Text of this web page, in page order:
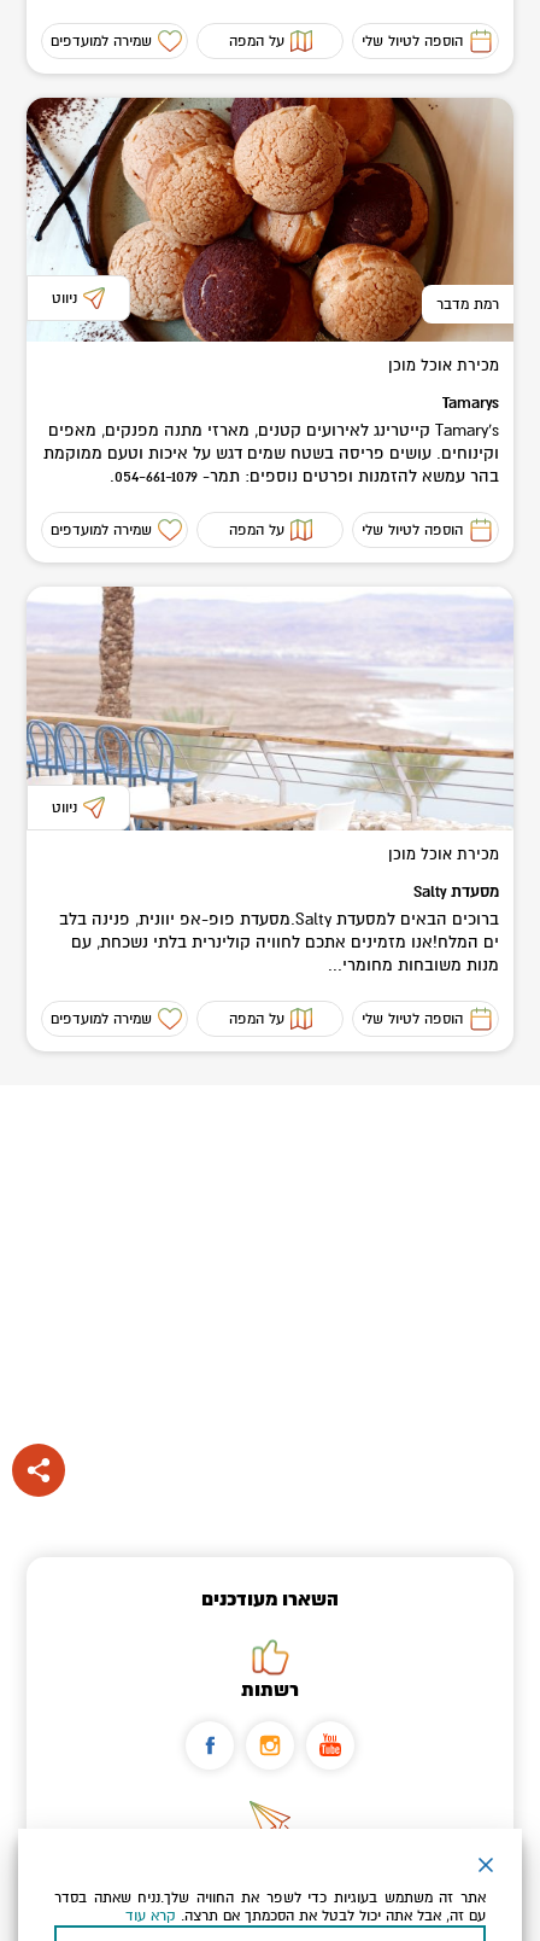
הוספה לטיול שלי על המפה שמירה למועדפים
רמת מדבר ניווט
מכירת אוכל מוכן
Tamarys
Tamary's קייטרינג לאירועים קטנים, מארזי מתנה מפנקים, מאפים
וקינוחים. עושים פריסה בשטח שמים דגש על איכות וטעם ממוקמת
בהר עמשא להזמנות ופרטים נוספים: תמר- 054-661-1079.
הוספה לטיול שלי על המפה שמירה למועדפים
ניווט
מכירת אוכל מוכן
מסעדת Salty
ברוכים הבאים למסעדת Salty.מסעדת פופ-אפ יוונית, פנינה בלב
ים המלח!אנו מזמינים אתכם לחוויה קולינרית בלתי נשכחת, עם
מנות משובחות מחומרי...
הוספה לטיול שלי על המפה שמירה למועדפים
השארו מעודכנים
רשתות
כתובת הדוא"ל שלך
אתר זה משתמש בעוגיות כדי לשפר את החוויה שלך.נניח שאתה בסדר
עם זה, אבל אתה יכול לבטל את הסכמתך אם תרצה. קרא עוד